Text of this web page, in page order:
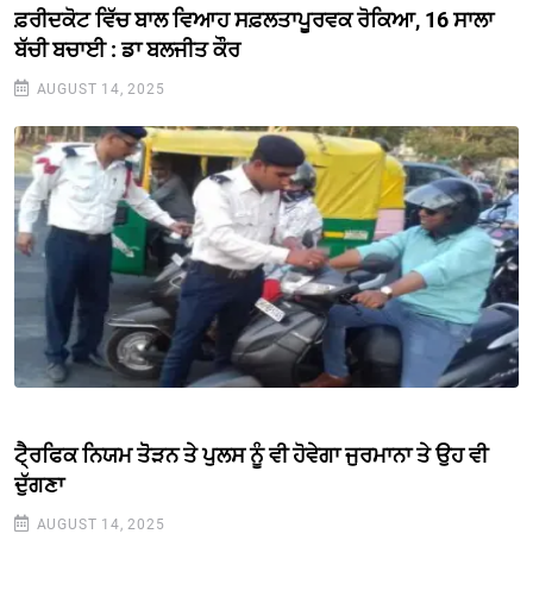
ਫ਼ਰੀਦਕੋਟ ਵਿੱਚ ਬਾਲ ਵਿਆਹ ਸਫ਼ਲਤਾਪੂਰਵਕ ਰੋਕਿਆ, 16 ਸਾਲਾ
ਬੱਚੀ ਬਚਾਈ : ਡਾ ਬਲਜੀਤ ਕੌਰ
AUGUST 14, 2025
ਟੈ੍ਰਫਿਕ ਨਿਯਮ ਤੋੋੜਨ ਤੇ ਪੁਲਸ ਨੂੰ ਵੀ ਹੋਵੇਗਾ ਜੁਰਮਾਨਾ ਤੇ ਉਹ ਵੀ
ਦੁੱਗਣਾ
AUGUST 14, 2025